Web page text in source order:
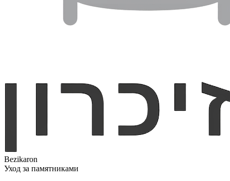
Bezikaron
Уход за памятниками